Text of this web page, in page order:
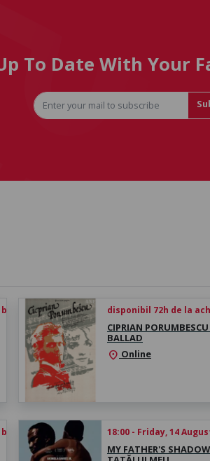
To Date With Your
biletului disponibil 72h de la
CIPRIAN
BALLAD
location_on Online
biletului 18:00 - Friday, 14
MY FATHER'S